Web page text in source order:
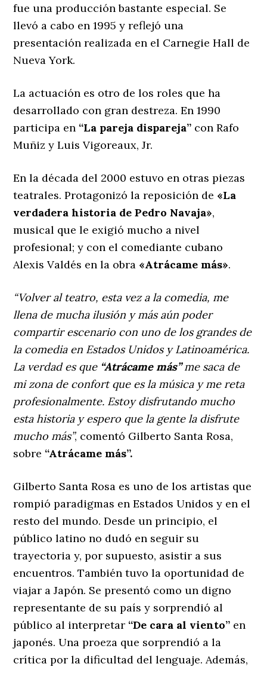
fue una producción bastante especial. Se
llevó a cabo en 1995 y reflejó una
presentación realizada en el Carnegie Hall de
Nueva York.
La actuación es otro de los roles que ha
desarrollado con gran destreza. En 1990
participa en “La pareja dispareja” con Rafo
Muñiz y Luis Vigoreaux, Jr.
En la década del 2000 estuvo en otras piezas
teatrales. Protagonizó la reposición de «La
verdadera historia de Pedro Navaja»,
musical que le exigió mucho a nivel
profesional; y con el comediante cubano
Alexis Valdés en la obra «Atrácame más».
“Volver al teatro, esta vez a la comedia, me
llena de mucha ilusión y más aún poder
compartir escenario con uno de los grandes de
la comedia en Estados Unidos y Latinoamérica.
La verdad es que “Atrácame más”me saca de
mi zona de confort que es la música y me reta
profesionalmente. Estoy disfrutando mucho
esta historia y espero que la gente la disfrute
mucho más”, comentó Gilberto Santa Rosa,
sobre “Atrácame más”.
Gilberto Santa Rosa es uno de los artistas que
rompió paradigmas en Estados Unidos y en el
resto del mundo. Desde un principio, el
público latino no dudó en seguir su
trayectoria y, por supuesto, asistir a sus
encuentros. También tuvo la oportunidad de
viajar a Japón. Se presentó como un digno
representante de su país y sorprendió al
público al interpretar “De cara al viento” en
japonés. Una proeza que sorprendió a la
crítica por la dificultad del lenguaje. Además,